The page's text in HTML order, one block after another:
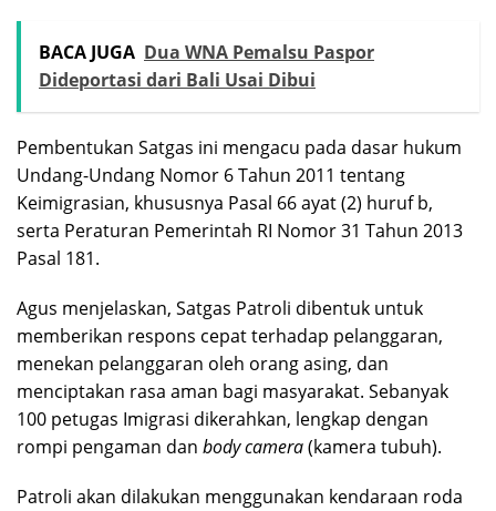
BACA JUGA Dua WNA Pemalsu Paspor
Dideportasi dari Bali Usai Dibui
Pembentukan Satgas ini mengacu pada dasar hukum
Undang-Undang Nomor 6 Tahun 2011 tentang
Keimigrasian, khususnya Pasal 66 ayat (2) huruf b,
serta Peraturan Pemerintah RI Nomor 31 Tahun 2013
Pasal 181.
Agus menjelaskan, Satgas Patroli dibentuk untuk
memberikan respons cepat terhadap pelanggaran,
menekan pelanggaran oleh orang asing, dan
menciptakan rasa aman bagi masyarakat. Sebanyak
100 petugas Imigrasi dikerahkan, lengkap dengan
rompi pengaman dan body camera(kamera tubuh).
Patroli akan dilakukan menggunakan kendaraan roda